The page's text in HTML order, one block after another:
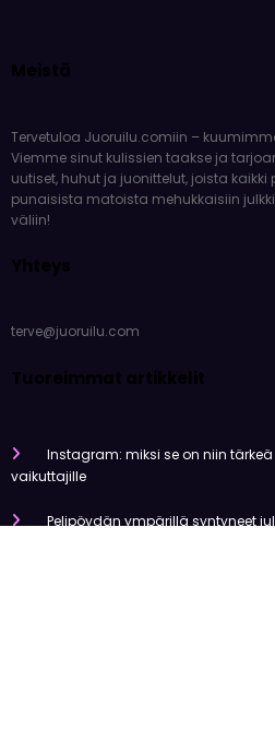
Meistä
Tervetuloa Juoruilu.comiin –
Viemme sinut kulissien taakse ja
uutiset, huhut ja juonittelut, joista
punaisista matoista mehukkaisiin
väliin!
Yhteys
terve@juoruilu.com
Tuoreimmat artikkelit
Instagram: miksi se on niin
vaikuttajille
Pelipöydän ympärillä syntyneet